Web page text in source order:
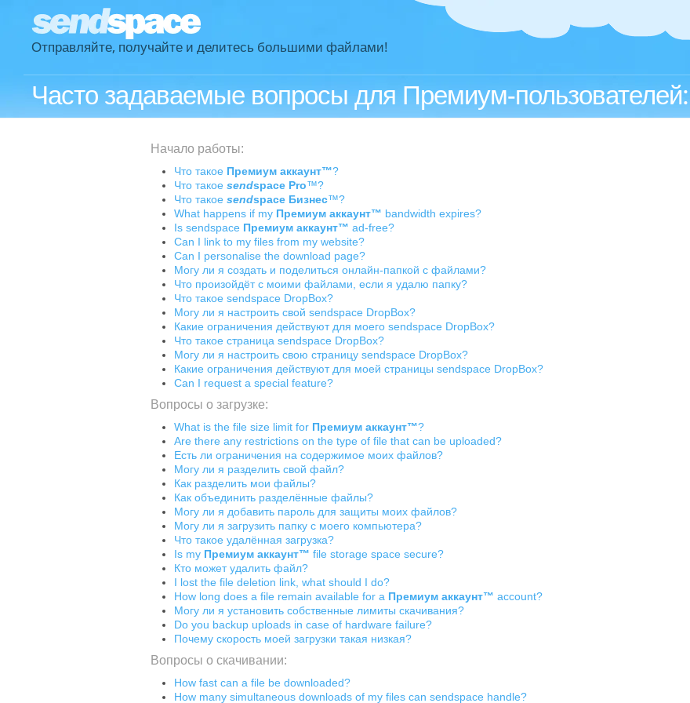
Отправляйте, получайте и делитесь большими файлами!
Часто задаваемые вопросы для Премиум-пользователей:
Начало работы:
Что такое Премиум аккаунт™?
Что такое sendspace Pro™?
Что такое sendspace Бизнес™?
What happens if my Премиум аккаунт™ bandwidth expires?
Is sendspace Премиум аккаунт™ ad-free?
Can I link to my files from my website?
Can I personalise the download page?
Могу ли я создать и поделиться онлайн-папкой с файлами?
Что произойдёт с моими файлами, если я удалю папку?
Что такое sendspace DropBox?
Могу ли я настроить свой sendspace DropBox?
Какие ограничения действуют для моего sendspace DropBox?
Что такое страница sendspace DropBox?
Могу ли я настроить свою страницу sendspace DropBox?
Какие ограничения действуют для моей страницы sendspace DropBox?
Can I request a special feature?
Вопросы о загрузке:
What is the file size limit for Премиум аккаунт™?
Are there any restrictions on the type of file that can be uploaded?
Есть ли ограничения на содержимое моих файлов?
Могу ли я разделить свой файл?
Как разделить мои файлы?
Как объединить разделённые файлы?
Могу ли я добавить пароль для защиты моих файлов?
Могу ли я загрузить папку с моего компьютера?
Что такое удалённая загрузка?
Is my Премиум аккаунт™ file storage space secure?
Кто может удалить файл?
I lost the file deletion link, what should I do?
How long does a file remain available for a Премиум аккаунт™ account?
Могу ли я установить собственные лимиты скачивания?
Do you backup uploads in case of hardware failure?
Почему скорость моей загрузки такая низкая?
Вопросы о скачивании:
How fast can a file be downloaded?
How many simultaneous downloads of my files can sendspace handle?